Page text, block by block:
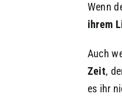
Wenn
ihrem
Auch
Zeit,
es ihr